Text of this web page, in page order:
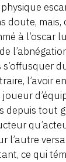
doute, mais,
à l’oscar
l’avoir
depuis tout
l’autre
ce qui